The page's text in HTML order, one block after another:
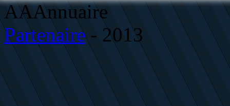
AAAnnuaire
Partenaire- 2013